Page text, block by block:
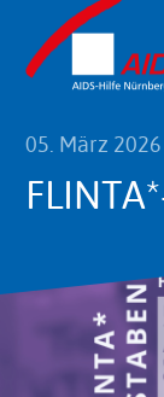
Direkt
zum
Inhalt
05. März